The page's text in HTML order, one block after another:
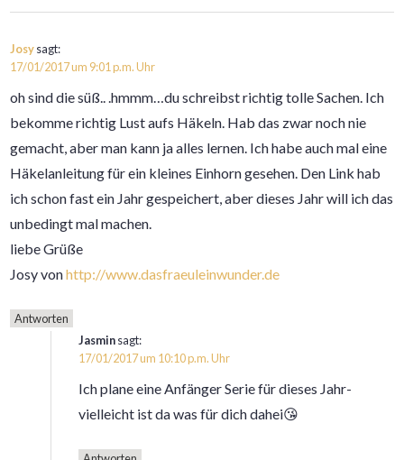
Josysagt:
17/01/2017 um 9:01 p.m. Uhr
oh sind die süß.. .hmmm…du schreibst richtig tolle Sachen. Ich
bekomme richtig Lust aufs Häkeln. Hab das zwar noch nie
gemacht, aber man kann ja alles lernen. Ich habe auch mal eine
Häkelanleitung für ein kleines Einhorn gesehen. Den Link hab
ich schon fast ein Jahr gespeichert, aber dieses Jahr will ich das
unbedingt mal machen.
liebe Grüße
Josy vonhttp://www.dasfraeuleinwunder.de
Antworten
Jasminsagt:
17/01/2017 um 10:10 p.m. Uhr
Ich plane eine Anfänger Serie für dieses Jahr-
vielleicht ist da was für dich dahei😘